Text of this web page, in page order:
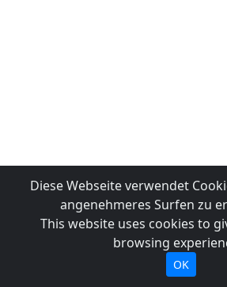
Diese Webseite verwendet
angenehmeres Surfen zu
This website uses cookies to
browsing
OK